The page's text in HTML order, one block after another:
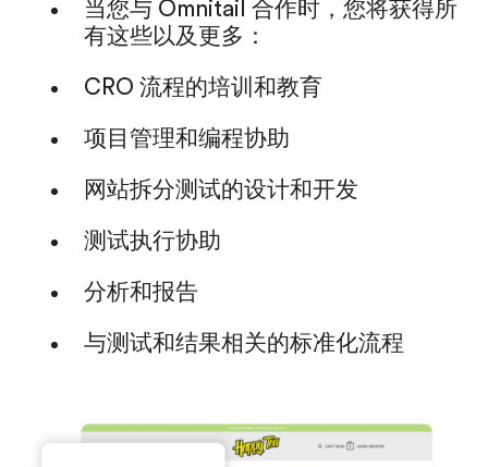
当您与 Omnitail 合作时，您将获得所
有这些以及更多：
CRO 流程的培训和教育
项目管理和编程协助
网站拆分测试的设计和开发
测试执行协助
分析和报告
与测试和结果相关的标准化流程